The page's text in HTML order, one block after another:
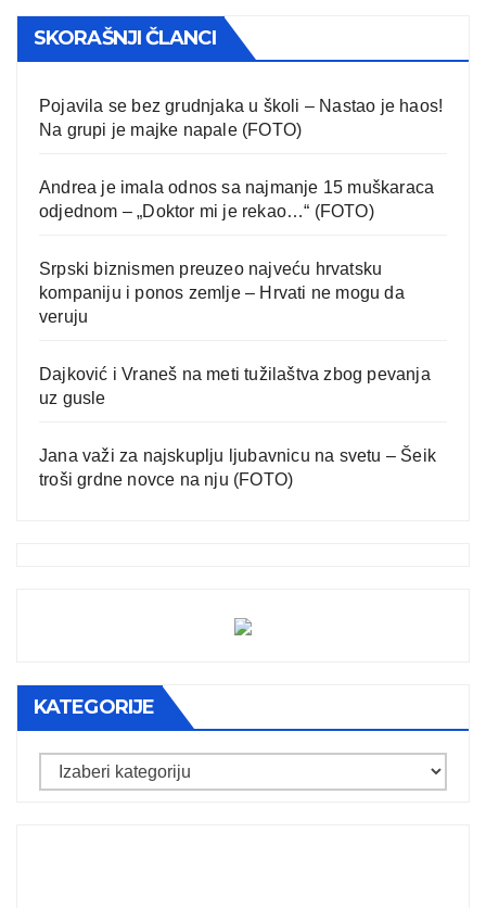
SKORAŠNJI ČLANCI
Pojavila se bez grudnjaka u školi – Nastao je haos!
Na grupi je majke napale (FOTO)
Andrea je imala odnos sa najmanje 15 muškaraca
odjednom – „Doktor mi je rekao…“ (FOTO)
Srpski biznismen preuzeo najveću hrvatsku
kompaniju i ponos zemlje – Hrvati ne mogu da
veruju
Dajković i Vraneš na meti tužilaštva zbog pevanja
uz gusle
Jana važi za najskuplju ljubavnicu na svetu – Šeik
troši grdne novce na nju (FOTO)
KATEGORIJE
Kategorije